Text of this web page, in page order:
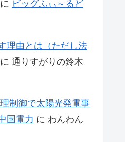
に ビッグふぃ～るど
理由とは（ただし法
に 通りすがりの鈴木
制御で太陽光発電事
国電力 に わんわん